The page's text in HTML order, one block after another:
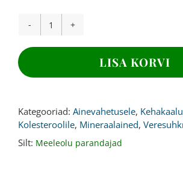
KROOM,
LISA KORVI
Kategooriad: Ainevahetusele,
Kolesteroolile, Mineraalained,
Silt: Meeleolu parandajad